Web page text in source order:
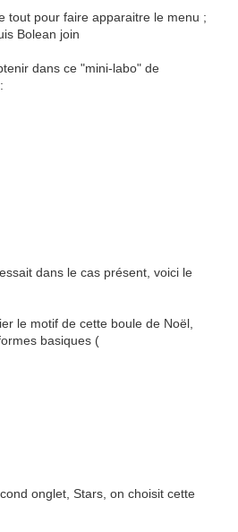
tout pour faire apparaitre le menu ;
Bolean join
dans ce "mini-labo" de
dans le cas présent, voici le
le motif de cette boule de Noël,
basiques (
onglet, Stars, on choisit cette